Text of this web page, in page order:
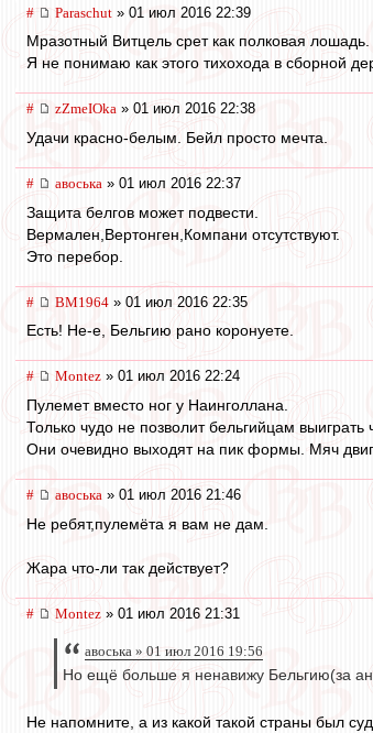
# Paraschut » 01 июл 2016 22:39
Мразотный Витцель срет как полковая лошадь.
Я не понимаю как этого тихохода в сборной
# zZmeIOka » 01 июл 2016 22:38
Удачи красно-белым. Бейл просто мечта.
# авоська » 01 июл 2016 22:37
Защита белгов может подвести.
Вермален,Вертонген,Компани отсутствуют.
Это перебор.
# BM1964 » 01 июл 2016 22:35
Есть! Не-е, Бельгию рано коронуете.
# Montez » 01 июл 2016 22:24
Пулемет вместо ног у Наинголлана.
Только чудо не позволит бельгийцам выиграть
Они очевидно выходят на пик формы. Мяч
# авоська » 01 июл 2016 21:46
Не ребят,пулемёта я вам не дам.
Жара что-ли так действует?
# Montez » 01 июл 2016 21:31
авоська » 01 июл 2016 19:56
Но ещё больше я ненавижу Бельгию(за
Не напомните, а из какой такой страны был